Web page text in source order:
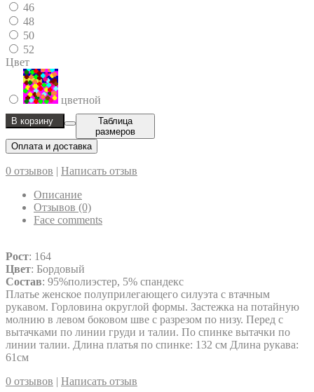
46
48
50
52
Цвет
цветной
В корзину
Таблица
размеров
Оплата и доставка
0 отзывов | Написать отзыв
Описание
Отзывов (0)
Face comments
Рост: 164
Цвет: Бордовый
Состав: 95%полиэстер, 5% спандекс
Платье женское полуприлегающего силуэта с втачным
рукавом. Горловина округлой формы. Застежка на потайную
молнию в левом боковом шве с разрезом по низу. Перед с
вытачками по линии груди и талии. По спинке вытачки по
линии талии. Длина платья по спинке: 132 см Длина рукава:
61см
0 отзывов | Написать отзыв